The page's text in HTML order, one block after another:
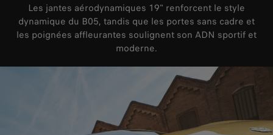
Les jantes aérodynamiques 19" renforcent le style
dynamique du B05, tandis que les portes sans cadre et
les poignées affleurantes soulignent son ADN sportif et
moderne.